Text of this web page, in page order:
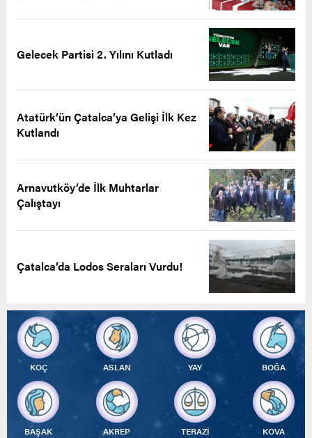
Gelecek Partisi 2. Yılını Kutladı
Atatürk’ün Çatalca’ya Gelişi İlk Kez
Kutlandı
Arnavutköy’de İlk Muhtarlar
Çalıştayı
Çatalca’da Lodos Seraları Vurdu!
KOÇ ASLAN YAY BOĞA
BAŞAK AKREP TERAZİ KOVA